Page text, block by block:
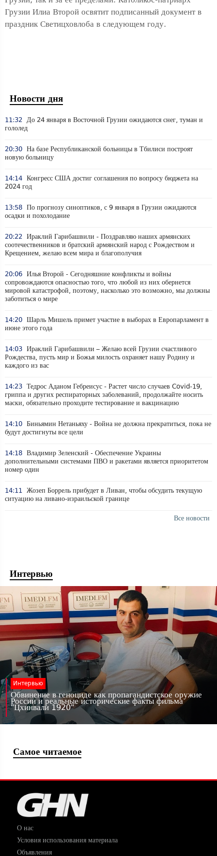
Грузии Илиа Второй освятит подписанный документ в
праздник Светицховлоба в следующем году.
Новости дня
11:32 До 24 января в Восточной Грузии ожидаются снег, туман и
гололед
20:30 На базе Республиканской больницы в Тбилиси построят
новую больницу
14:14 Конгресс США достиг соглашения по вопросу бюджета на
2024 год
13:58 По прогнозу синоптиков, с 9 января в Грузии ожидаются
осадки и похолодание
20:22 Ираклий Гарибашвили - Поздравляю наших армянских
соотечественников и братский армянский народ с Рождеством и
Крещением, желаю всем мира и благополучия
20:06 Илья Второй - Сегодняшние конфликты и войны
сопровождаются опасностью того, что любой из них обернется
мировой катастрофой, поэтому, насколько это возможно, мы должны
заботиться о мире
14:20 Шарль Мишель примет участие в выборах в Европарламент в
июне этого года
14:03 Ираклий Гарибашвили – Желаю всей Грузии счастливого
Рождества, пусть мир и Божья милость охраняет нашу Родину и
каждого из вас
14:23 Тедрос Аданом Гебреисус - Растет число случаев Covid-19,
гриппа и других респираторных заболеваний, продолжайте носить
маски, обязательно проходите тестирование и вакцинацию
14:10 Биньямин Нетаньяху - Война не должна прекратиться, пока не
будут достигнуты все цели
14:18 Владимир Зеленский - Обеспечение Украины
дополнительными системами ПВО и ракетами является приоритетом
номер один
14:11 Жозеп Боррель прибудет в Ливан, чтобы обсудить текущую
ситуацию на ливано-израильской границе
Все новости
Интервью
Интервью
Обвинение в геноциде как пропагандистское оружие
России и реальные исторические факты фильма
"Цхинвали 1920"
Самое читаемое
О нас
Условия использования материала
Объявления